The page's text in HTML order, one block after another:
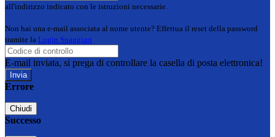
all'indirizzo indicato con le istruzioni necessarie.
Non hai una e-mail associata al nome utente? Effettua il reset della password
tramite la Login Spaggiari
E-mail inviata, si prega di controllare la casella di posta elettronica!
Errore
Chiudi
Successo